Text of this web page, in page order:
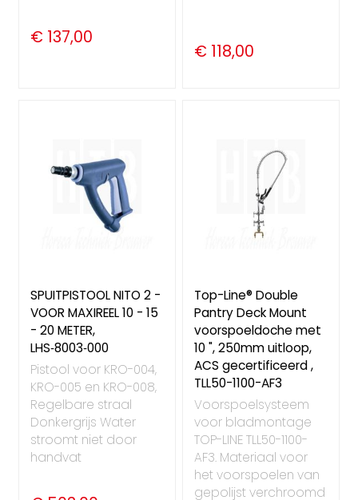
€ 137,00
€ 118,00
SPUITPISTOOL NITO 2 -
VOOR MAXIREEL 10 - 15
- 20 METER,
LHS‑8003‑000
Pistool voor KRO-004,
KRO-005 en KRO-008,
Regelbare straal
Donkergrijs Water
stroomt niet door
handvat
Top-Line® Double
Pantry Deck Mount
voorspoeldoche met
10 ", 250mm uitloop,
ACS gecertificeerd ,
TLL50-1100-AF3
Voorspoelsysteem
voor bladmontage
TOP-LINE TLL50-1100-
AF3. Materiaal voor
het voorspoelen van
gepolijst verchroomd